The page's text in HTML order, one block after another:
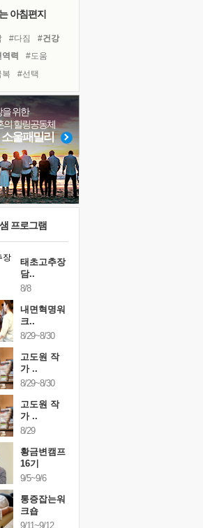
사진을 보며
아픈 아버지를 위한 공간 설계
극심한 변비, 어깨결림, 수면 장애
은 어머니
유년 시절의 부산 영도 바다
대들
의 나
'는 것
아침편지
#다짐
#건강
력
#도움
복
#선택
#사람
#위기
서캠프
#명상
눔
#계획
전캠프
을 위한
의 힐링공동체
울패밀리
프로그램
태초고추장
담..
8/8
내면혁명워
크..
8/29~8/30
고도원 작
가 ..
8/29~8/30
고도원 작
가 ..
8/29
황금변캠프
16기
9/5~9/6
통증잡는워
크숍
9/11~9/12